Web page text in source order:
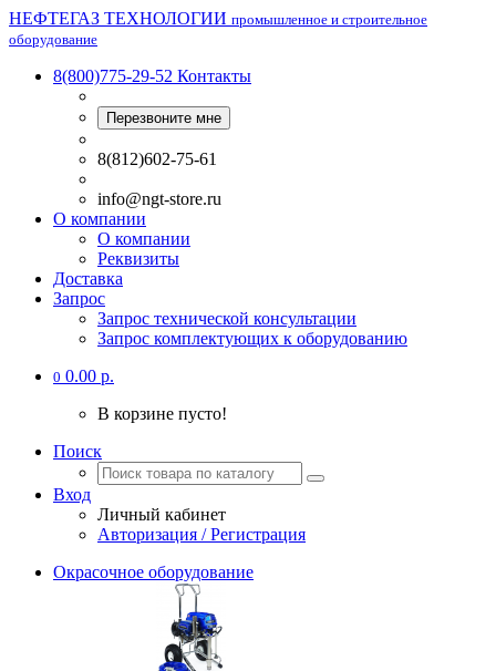
НЕФТЕГАЗ ТЕХНОЛОГИИ промышленное и строительное
оборудование
8(800)775-29-52 Контакты
Перезвоните мне
8(812)602-75-61
info@ngt-store.ru
О компании
О компании
Реквизиты
Доставка
Запрос
Запрос технической консультации
Запрос комплектующих к оборудованию
0 0.00 р.
В корзине пусто!
Поиск
Вход
Личный кабинет
Авторизация / Регистрация
Окрасочное оборудование